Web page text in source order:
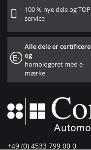
100 % nye dele og TOP
service
Alle dele er
og
homologeret med e-
mærke
+49 (0) 4533 799 00 0